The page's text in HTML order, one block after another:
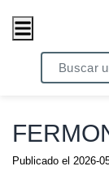
/ Eróticos /
Publicado el 2026-